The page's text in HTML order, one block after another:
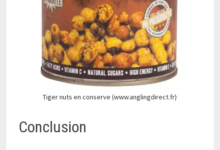
Tiger nuts en conserve (www.anglingdirect.fr)
Conclusion